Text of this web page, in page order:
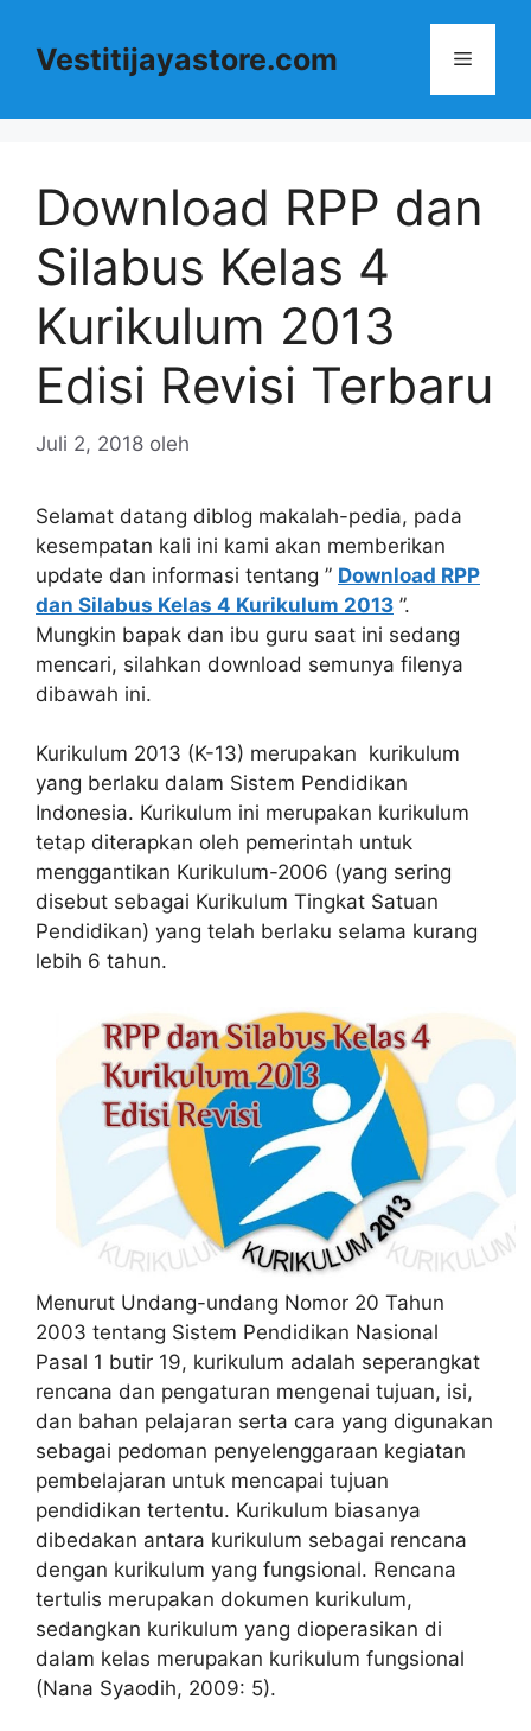
Vestitijayastore.com Menu
Download RPP dan
Silabus Kelas 4
Kurikulum 2013
Edisi Revisi Terbaru
Juli 2, 2018 oleh
Selamat datang diblog makalah-pedia, pada
kesempatan kali ini kami akan memberikan
update dan informasi tentang ” Download RPP
dan Silabus Kelas 4 Kurikulum 2013 ”.
Mungkin bapak dan ibu guru saat ini sedang
mencari, silahkan download semunya filenya
dibawah ini.
Kurikulum 2013 (K-13) merupakan kurikulum
yang berlaku dalam Sistem Pendidikan
Indonesia. Kurikulum ini merupakan kurikulum
tetap diterapkan oleh pemerintah untuk
menggantikan Kurikulum-2006 (yang sering
disebut sebagai Kurikulum Tingkat Satuan
Pendidikan) yang telah berlaku selama kurang
lebih 6 tahun.
Menurut Undang-undang Nomor 20 Tahun
2003 tentang Sistem Pendidikan Nasional
Pasal 1 butir 19, kurikulum adalah seperangkat
rencana dan pengaturan mengenai tujuan, isi,
dan bahan pelajaran serta cara yang digunakan
sebagai pedoman penyelenggaraan kegiatan
pembelajaran untuk mencapai tujuan
pendidikan tertentu. Kurikulum biasanya
dibedakan antara kurikulum sebagai rencana
dengan kurikulum yang fungsional. Rencana
tertulis merupakan dokumen kurikulum,
sedangkan kurikulum yang dioperasikan di
dalam kelas merupakan kurikulum fungsional
(Nana Syaodih, 2009: 5).